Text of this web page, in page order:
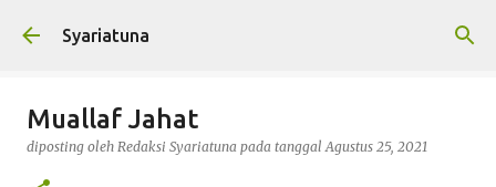
Langsung ke konten utama
Syariatuna
Muallaf Jahat
diposting oleh Redaksi Syariatuna pada tanggalAgustus 25, 2021